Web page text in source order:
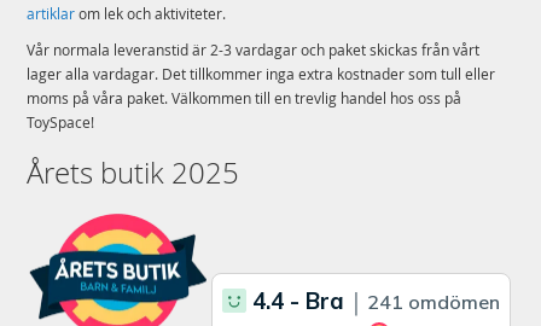
artiklarom lek och aktiviteter.
Vår normala leveranstid är 2-3 vardagar och paket skickas från vårt
lager alla vardagar. Det tillkommer inga extra kostnader som tull eller
moms på våra paket. Välkommen till en trevlig handel hos oss på
ToySpace!
Årets butik 2025